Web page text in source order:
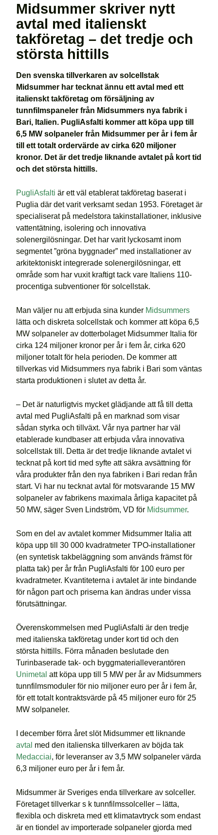
Midsummer skriver nytt
avtal med italienskt
takföretag – det tredje och
största hittills
Den svenska tillverkaren av solcellstak
Midsummer har tecknat ännu ett avtal med ett
italienskt takföretag om försäljning av
tunnfilmspaneler från Midsummers nya fabrik i
Bari, Italien. PugliAsfalti kommer att köpa upp till
6,5 MW solpaneler från Midsummer per år i fem år
till ett totalt ordervärde av cirka 620 miljoner
kronor. Det är det tredje liknande avtalet på kort tid
och det största hittills.
PugliAsfalti är ett väl etablerat takföretag baserat i
Puglia där det varit verksamt sedan 1953. Företaget är
specialiserat på medelstora takinstallationer, inklusive
vattentätning, isolering och innovativa
solenergilösningar. Det har varit lyckosamt inom
segmentet ”gröna byggnader” med installationer av
arkitektoniskt integrerade solenergilösningar, ett
område som har vuxit kraftigt tack vare Italiens 110-
procentiga subventioner för solcellstak.
Man väljer nu att erbjuda sina kunder Midsummers
lätta och diskreta solcellstak och kommer att köpa 6,5
MW solpaneler av dotterbolaget Midsummer Italia för
cirka 124 miljoner kronor per år i fem år, cirka 620
miljoner totalt för hela perioden. De kommer att
tillverkas vid Midsummers nya fabrik i Bari som väntas
starta produktionen i slutet av detta år.
– Det är naturligtvis mycket glädjande att få till detta
avtal med PugliAsfalti på en marknad som visar
sådan styrka och tillväxt. Vår nya partner har väl
etablerade kundbaser att erbjuda våra innovativa
solcellstak till. Detta är det tredje liknande avtalet vi
tecknat på kort tid med syfte att säkra avsättning för
våra produkter från den nya fabriken i Bari redan från
start. Vi har nu tecknat avtal för motsvarande 15 MW
solpaneler av fabrikens maximala årliga kapacitet på
50 MW, säger Sven Lindström, VD för Midsummer.
Som en del av avtalet kommer Midsummer Italia att
köpa upp till 30 000 kvadratmeter TPO-installationer
(en syntetisk takbeläggning som används främst för
platta tak) per år från PugliAsfalti för 100 euro per
kvadratmeter. Kvantiteterna i avtalet är inte bindande
för någon part och priserna kan ändras under vissa
förutsättningar.
Överenskommelsen med PugliAsfalti är den tredje
med italienska takföretag under kort tid och den
största hittills. Förra månaden beslutade den
Turinbaserade tak- och byggmaterialleverantören
Unimetal att köpa upp till 5 MW per år av Midsummers
tunnfilmsmoduler för nio miljoner euro per år i fem år,
för ett totalt kontraktsvärde på 45 miljoner euro för 25
MW solpaneler.
I december förra året slöt Midsummer ett liknande
avtal med den italienska tillverkaren av böjda tak
Medacciai, för leveranser av 3,5 MW solpaneler värda
6,3 miljoner euro per år i fem år.
Midsummer är Sveriges enda tillverkare av solceller.
Företaget tillverkar s k tunnfilmssolceller – lätta,
flexibla och diskreta med ett klimatavtryck som endast
är en tiondel av importerade solpaneler gjorda med